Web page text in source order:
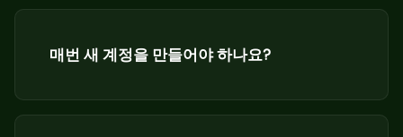
매번 새 계정을 만들어야 하나요?